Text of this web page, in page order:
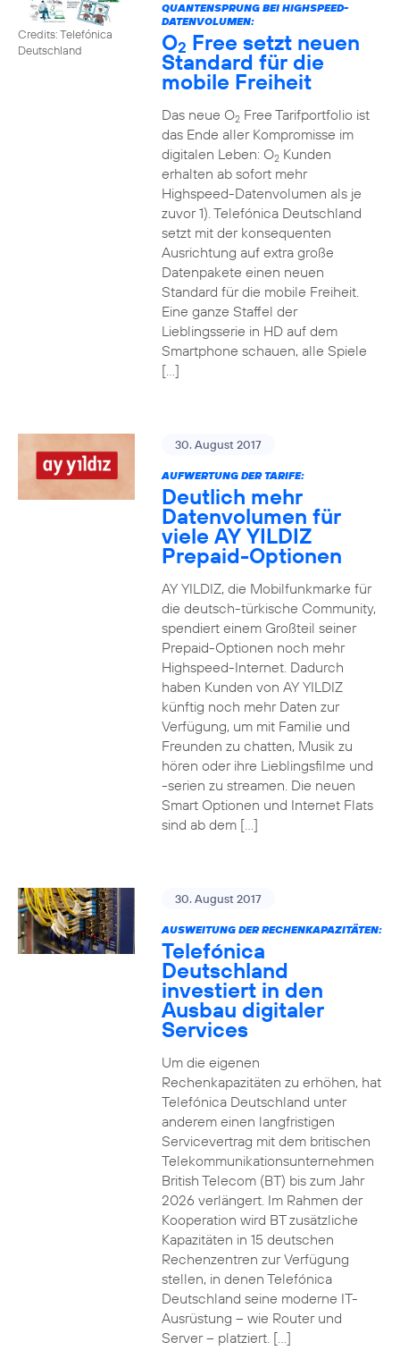
Credits: Telefónica
Deutschland
QUANTENSPRUNG BEI HIGHSPEED-
DATENVOLUMEN:
O2 Free setzt neuen
Standard für die
mobile Freiheit
Das neue O2Free Tarifportfolio ist
das Ende aller Kompromisse im
digitalen Leben: O2Kunden
erhalten ab sofort mehr
Highspeed-Datenvolumen als je
zuvor 1). Telefónica Deutschland
setzt mit der konsequenten
Ausrichtung auf extra große
Datenpakete einen neuen
Standard für die mobile Freiheit.
Eine ganze Staffel der
Lieblingsserie in HD auf dem
Smartphone schauen, alle Spiele
[…]
30. August 2017
AUFWERTUNG DER TARIFE:
Deutlich mehr
Datenvolumen für
viele AY YILDIZ
Prepaid-Optionen
AY YILDIZ, die Mobilfunkmarke für
die deutsch-türkische Community,
spendiert einem Großteil seiner
Prepaid-Optionen noch mehr
Highspeed-Internet. Dadurch
haben Kunden von AY YILDIZ
künftig noch mehr Daten zur
Verfügung, um mit Familie und
Freunden zu chatten, Musik zu
hören oder ihre Lieblingsfilme und
-serien zu streamen. Die neuen
Smart Optionen und Internet Flats
sind ab dem […]
30. August 2017
AUSWEITUNG DER RECHENKAPAZITÄTEN:
Telefónica
Deutschland
investiert in den
Ausbau digitaler
Services
Um die eigenen
Rechenkapazitäten zu erhöhen, hat
Telefónica Deutschland unter
anderem einen langfristigen
Servicevertrag mit dem britischen
Telekommunikationsunternehmen
British Telecom (BT) bis zum Jahr
2026 verlängert. Im Rahmen der
Kooperation wird BT zusätzliche
Kapazitäten in 15 deutschen
Rechenzentren zur Verfügung
stellen, in denen Telefónica
Deutschland seine moderne IT-
Ausrüstung – wie Router und
Server – platziert. […]